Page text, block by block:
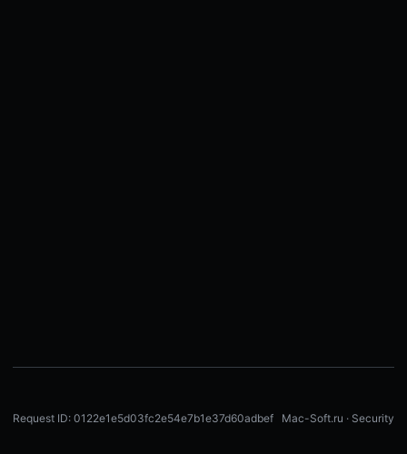
Request ID: 0122e1e5d03fc2e54e7b1e37d60adbef Mac-Soft.ru · Security